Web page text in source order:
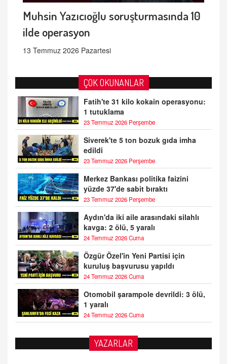
Muhsin Yazıcıoğlu soruşturmasında 10
ilde operasyon
13 Temmuz 2026 Pazartesi
ÇOK OKUNANLAR
Fatih'te 31 kilo kokain operasyonu:
1 tutuklama
23 Temmuz 2026 Perşembe
Siverek'te 5 ton bozuk gıda imha
edildi
23 Temmuz 2026 Perşembe
Merkez Bankası politika faizini
yüzde 37'de sabit bıraktı
23 Temmuz 2026 Perşembe
Aydın'da iki aile arasındaki silahlı
kavga: 2 ölü, 5 yaralı
24 Temmuz 2026 Cuma
Özgür Özel'in Yeni Partisi için
kuruluş başvurusu yapıldı
24 Temmuz 2026 Cuma
Otomobil şarampole devrildi: 3 ölü,
1 yaralı
24 Temmuz 2026 Cuma
YAZARLAR